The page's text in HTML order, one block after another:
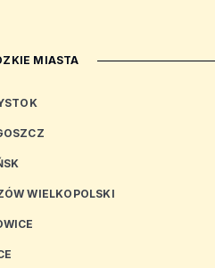
MIASTA
WIELKOPOLSKI